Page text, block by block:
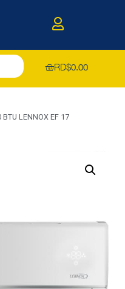
RD$0.00
BTU LENNOX EF 17